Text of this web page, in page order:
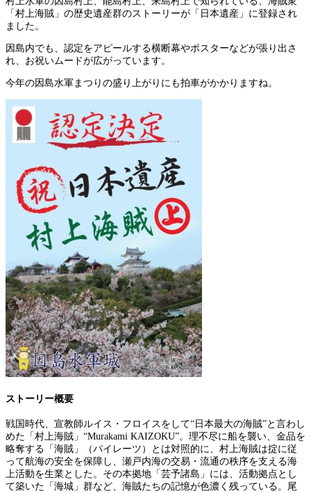
「村上海賊」の歴史遺産群のストーリ ーが「日本遺産」に登録され
ました。
因島内でも、認定をアピールする横断幕やポスターなどが張り出さ
れ、お祝いムードが広がっています。
今年の因島水軍まつりの盛り上がりにも拍車がかかりますね。
ストーリー概要
戦国時代、宣教師ルイス・フロイスをして“日本最大の海賊”と言わし
めた「村上海賊」“Murakami KAIZOKU”。理不尽に船を襲い、金品を
略奪する「海賊」（パイレーツ）とは対照的に、村上海賊は掟に従
って航海の安全を保障し、瀬戸内海の交易・流通の秩序を支える海
上活動を生業とした。その本拠地「芸予諸島」には、活動拠点とし
て築いた「海城」群など、海賊たちの記憶が色濃く残っている。尾